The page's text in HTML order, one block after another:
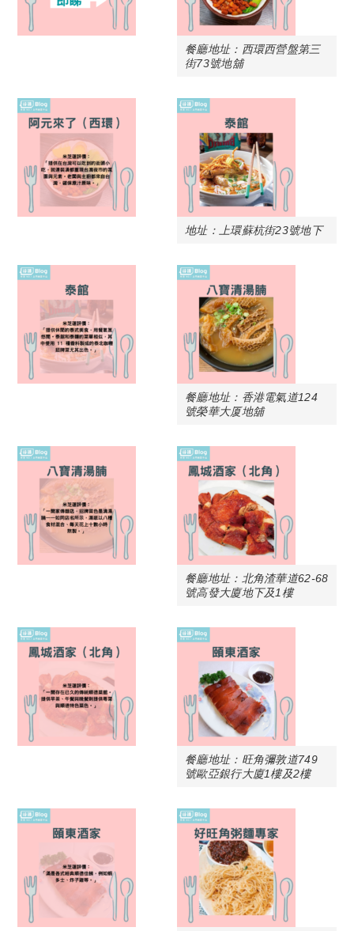
餐廳地址：西環西營盤第三
街73號地舖
地址：上環蘇杭街23號地下
餐廳地址：香港電氣道124
號榮華大厦地舖
餐廳地址：北角渣華道62-68
號高發大廈地下及1樓
餐廳地址：旺角彌敦道749
號歐亞銀行大廈1樓及2樓